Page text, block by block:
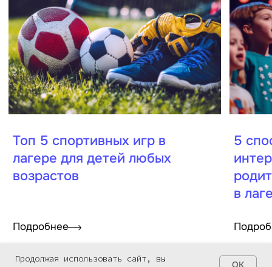
Продолжая использовать сайт, вы
OK